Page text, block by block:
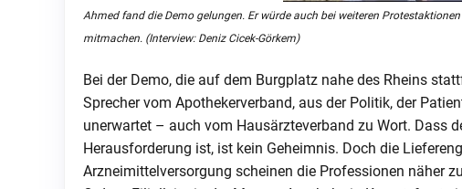
Ahmed fand die Demo gelungen. Er würde auch bei weiteren Protestaktionen
mitmachen. (Interview: Deniz Cicek-Görkem)
Bei der Demo, die auf dem Burgplatz nahe des Rheins
Sprecher vom Apothekerverband, aus der Politik, der
unerwartet – auch vom Hausärzteverband zu Wort. Dass
Herausforderung ist, ist kein Geheimnis. Doch die
Arzneimittelversorgung scheinen die Professionen näher